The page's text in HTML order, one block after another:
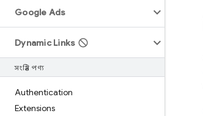
Google Ads
Dynamic Links
সংশ্লিষ্ট পণ্য
Authentication
Extensions